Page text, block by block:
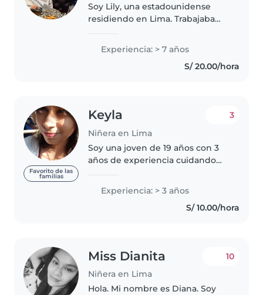
Soy Lily, una estadounidense
residiendo en Lima. Trabajaba
en una escuela primaria de
España y, a la vez, di clases
particulares de inglés y mantuve
Experiencia: > 7 años
S/ 20.00/hora
Favorito de las
familias
Keyla
Niñera en Lima
3
Soy una joven de 19 años con 3
años de experiencia cuidando
edad escolar. Soy responsable,
amigable y empática, y estoy
Experiencia: > 3 años
S/ 10.00/hora
Miss Dianita
Niñera en Lima
10
Hola. Mi nombre es Diana. Soy